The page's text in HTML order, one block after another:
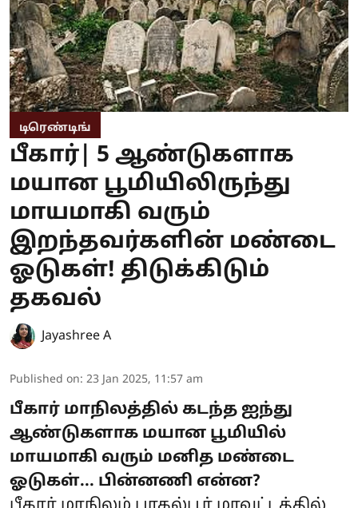
டிரெண்டிங்
பீகார்| 5 ஆண்டுகளாக
மயான பூமியிலிருந்து
மாயமாகி வரும்
இறந்தவர்களின் மண்டை
ஓடுகள்! திடுக்கிடும்
தகவல்
Jayashree A
Published on: 23 Jan 2025, 11:57 am
பீகார் மாநிலத்தில் கடந்த ஐந்து
ஆண்டுகளாக மயான பூமியில்
மாயமாகி வரும் மனித மண்டை
ஓடுகள்... பின்னணி என்ன?